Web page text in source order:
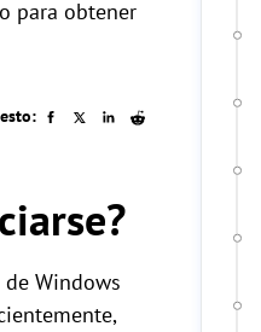
para obtener
Windows